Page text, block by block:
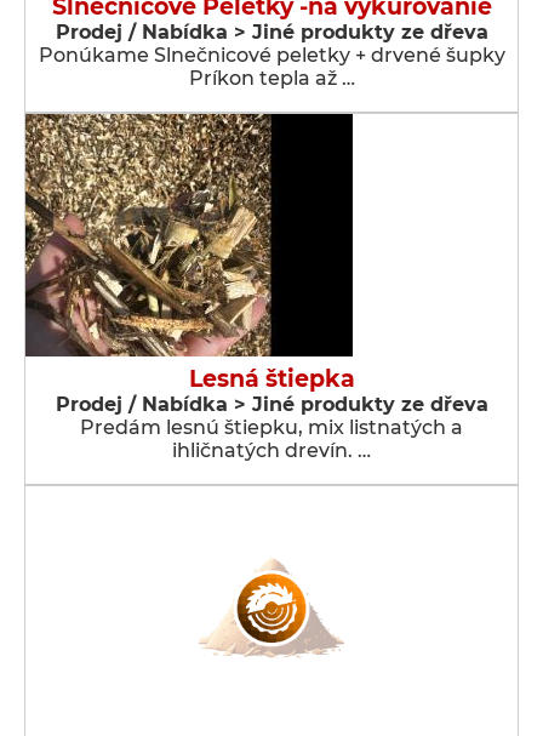
Slnečnicové Peletky -na vykurovanie
Prodej / Nabídka > Jiné produkty ze dřeva
Ponúkame Slnečnicové peletky + drvené šupky
Príkon tepla až …
Lesná štiepka
Prodej / Nabídka > Jiné produkty ze dřeva
Predám lesnú štiepku, mix listnatých a
ihličnatých drevín. …